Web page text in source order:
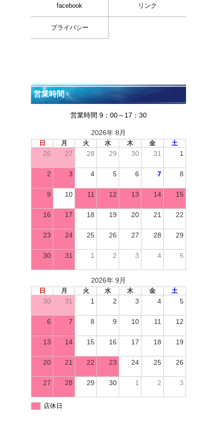
facebook リンク
プライバシー
営業時間
営業時間 9：00～17：30
2026年 8月
日 月 火 水 木 金 土
26 27 28 29 30 31 1
2 3 4 5 6 7 8
9 10 11 12 13 14 15
16 17 18 19 20 21 22
23 24 25 26 27 28 29
30 31 1 2 3 4 5
2026年 9月
日 月 火 水 木 金 土
30 31 1 2 3 4 5
6 7 8 9 10 11 12
13 14 15 16 17 18 19
20 21 22 23 24 25 26
27 28 29 30 1 2 3
店休日